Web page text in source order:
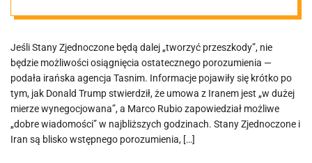
osiągnięcia
porozumienia
Jeśli Stany Zjednoczone będą dalej „tworzyć przeszkody”, nie
będzie możliwości osiągnięcia ostatecznego porozumienia —
podała irańska agencja Tasnim. Informacje pojawiły się krótko po
tym, jak Donald Trump stwierdził, że umowa z Iranem jest „w dużej
mierze wynegocjowana”, a Marco Rubio zapowiedział możliwe
„dobre wiadomości” w najbliższych godzinach. Stany Zjednoczone i
Iran są blisko wstępnego porozumienia, […]